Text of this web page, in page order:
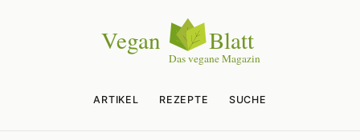
ARTIKEL REZEPTE SUCHE